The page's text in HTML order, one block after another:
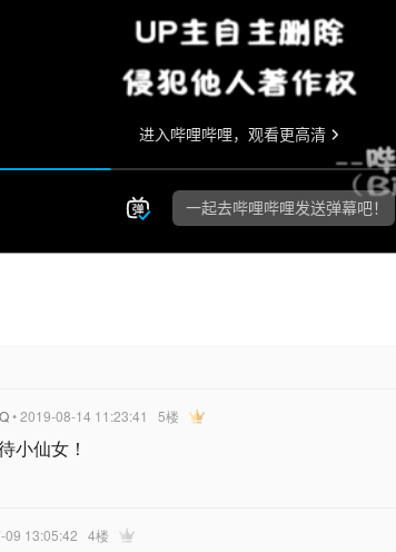
• 2019-08-14 11:23:41 5楼
小仙女！
09 13:05:42 4楼